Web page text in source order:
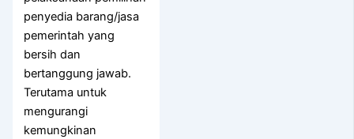
penyedia barang/jasa
pemerintah yang
bersih dan
bertanggung jawab.
Terutama untuk
mengurangi
kemungkinan